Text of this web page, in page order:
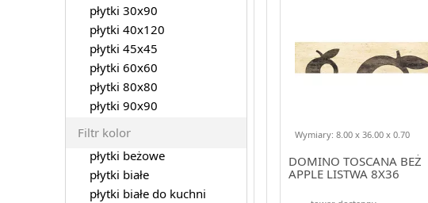
DOMINO TOSCANA BEŻ
APPLE LISTWA 8X36
Wymiary: 8.00 x 36.00 x 0.70
płytki 30x90
płytki 40x120
płytki 45x45
płytki 60x60
płytki 80x80
płytki 90x90
Filtr kolor
płytki beżowe
płytki białe
płytki białe do kuchni